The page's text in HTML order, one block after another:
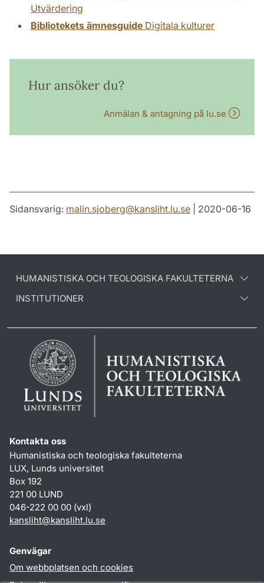
Utvärdering
Bibliotekets ämnesguide Digitala kulturer
Hur ansöker du?
Anmälan & antagning på lu.se
Sidansvarig: malin.sjoberg@kansliht.lu.se | 2020-06-16
HUMANISTISKA OCH TEOLOGISKA FAKULTETERNA
INSTITUTIONER
Kontakta oss
Humanistiska och teologiska fakulteterna
LUX, Lunds universitet
Box 192
221 00 LUND
046-222 00 00 (vxl)
kansliht@kansliht.lu.se
Genvägar
Om webbplatsen och cookies